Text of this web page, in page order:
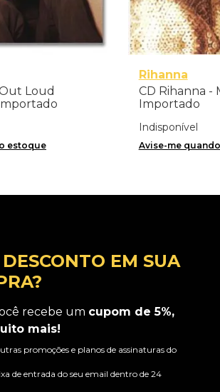
Loud
estoque
Rihanna
CD Rihanna -
Importado
Indisponível
Avise-me
EM SUA
recebe um cupom de 5%,
mais!
promoções e planos de assinaturas do
de entrada do seu email dentro de 24